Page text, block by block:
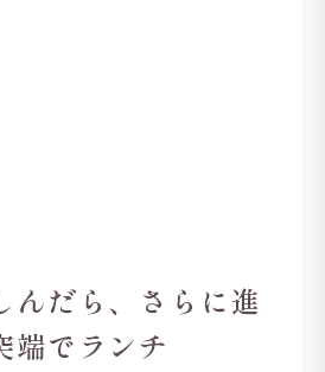
んだら、さらに進
端でランチ